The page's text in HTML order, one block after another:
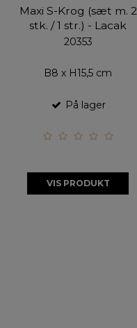
Maxi S-Krog (sæt m. 2
stk. / 1 str.) - Lacak
20353
B8 x H15,5 cm
På lager
VIS PRODUKT